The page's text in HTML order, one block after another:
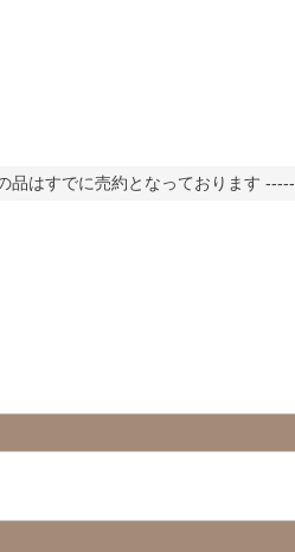
品はすでに売約となっております -----